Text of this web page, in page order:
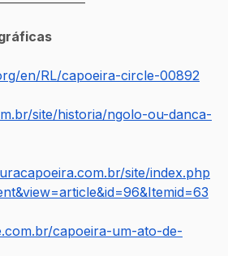
en/RL/capoeira-circle-00892
site/historia/ngolo-ou-danca-
site/index.php
capoeira-um-ato-de-